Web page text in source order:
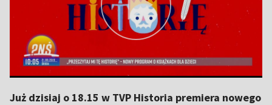
Już dzisiaj o 18.15 w TVP Historia premiera nowego